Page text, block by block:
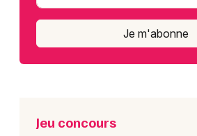
Je m'abonne
Jeu concours